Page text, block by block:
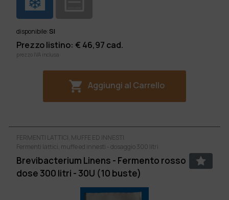
disponibile:SI
Prezzo listino: € 46,97 cad.
prezzo IVA inclusa
Aggiungi al Carrello
FERMENTI LATTICI, MUFFE ED INNESTI
Fermenti lattici, muffe ed innesti - dosaggio 300 litri
Brevibacterium Linens - Fermento rosso
dose 300 litri - 30U (10 buste)